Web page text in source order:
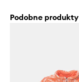
Podobne produkty